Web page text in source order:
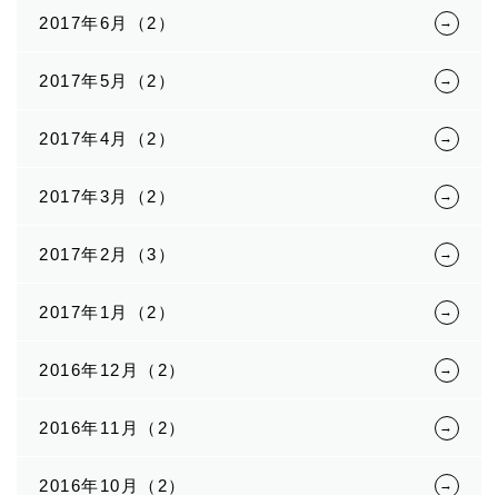
2017年6月（2）
2017年5月（2）
2017年4月（2）
2017年3月（2）
2017年2月（3）
2017年1月（2）
2016年12月（2）
2016年11月（2）
2016年10月（2）